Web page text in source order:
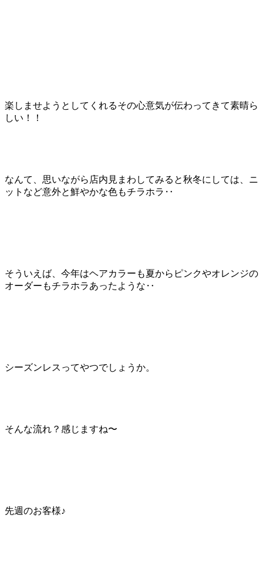
楽しませようとしてくれるその心意気が伝わってきて素晴ら
しい！！
なんて、思いながら店内見まわしてみると秋冬にしては、ニ
ットなど意外と鮮やかな色もチラホラ‥
そういえば、今年はヘアカラーも夏からピンクやオレンジの
オーダーもチラホラあったような‥
シーズンレスってやつでしょうか。
そんな流れ？感じますね〜
先週のお客様♪